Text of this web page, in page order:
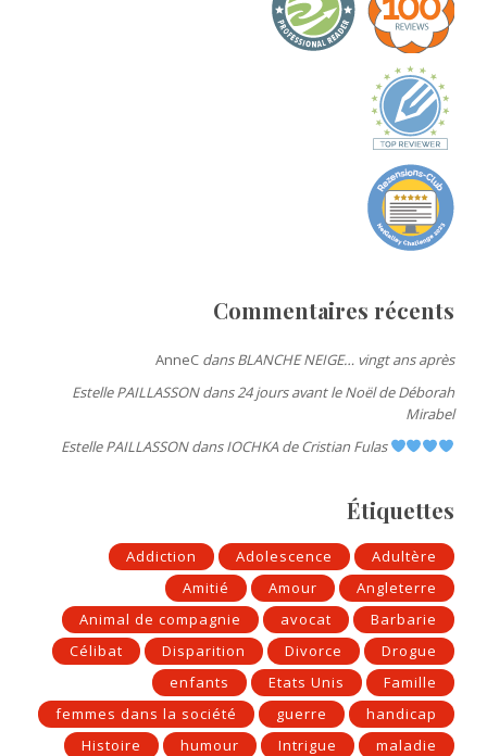
Commentaires récents
AnneC dansBLANCHE NEIGE… vingt ans après
Estelle PAILLASSONdans24 jours avant le Noël de Déborah
Mirabel
Estelle PAILLASSONdansIOCHKA de Cristian Fulas
Étiquettes
Addiction Adolescence
Adultère
Amitié
Amour
Angleterre
Animal de compagnie
avocat
Barbarie
Célibat
Disparition Divorce
Drogue
enfants
Etats Unis
Famille
femmes dans la société
guerre
handicap
Histoire
humour Intrigue maladie